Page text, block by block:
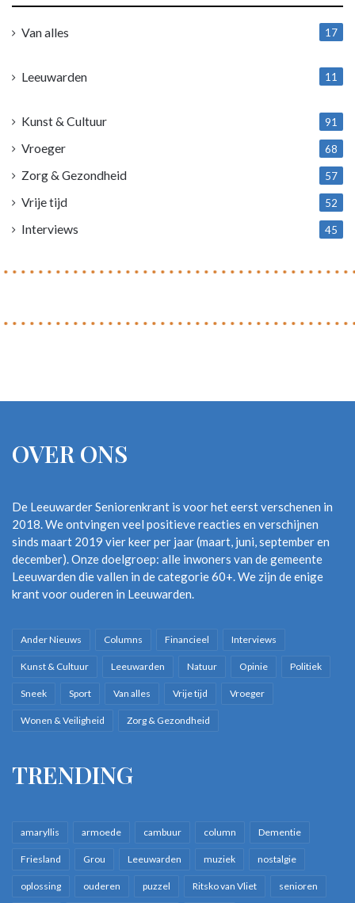
Van alles
17
Leeuwarden
11
Kunst & Cultuur 91
Vroeger 68
Zorg & Gezondheid 57
Vrije tijd 52
Interviews 45
OVER ONS
De Leeuwarder Seniorenkrant is voor het eerst verschenen in
2018. We ontvingen veel positieve reacties en verschijnen
sinds maart 2019 vier keer per jaar (maart, juni, september en
december). Onze doelgroep: alle inwoners van de gemeente
Leeuwarden die vallen in de categorie 60+. We zijn de enige
krant voor ouderen in Leeuwarden.
Ander Nieuws Columns Financieel Interviews
Kunst & Cultuur Leeuwarden Natuur Opinie Politiek
Sneek Sport Van alles Vrije tijd Vroeger
Wonen & Veiligheid Zorg & Gezondheid
TRENDING
amaryllis armoede cambuur column Dementie
Friesland Grou Leeuwarden muziek nostalgie
oplossing ouderen puzzel Ritsko van Vliet senioren